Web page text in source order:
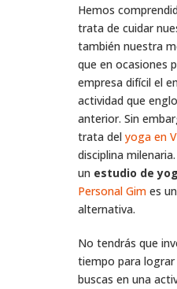
Hemos
trata de cuidar
también nuestra
que en ocasiones
empresa difícil el
actividad que
anterior. Sin
trata del yoga en
disciplina
un estudio de
Personal Gim es
alternativa.
No tendrás que
tiempo para
buscas en una